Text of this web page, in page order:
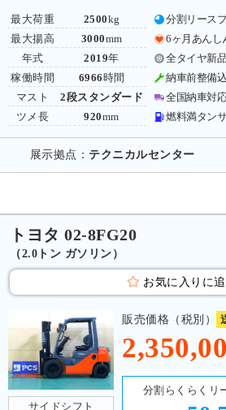
最大荷重
最大揚高
年式
稼働時間
マスト
ツメ長
2500kg
3000mm
2019年
6966 時間
2段スタンダード
920mm
分割リース
6ヶ月あんし
全タイヤ新
納車前整備
全国納車対応
燃料満タン
展示拠点： テクニカルセンター
トヨタ 02-8FG20
（2.0トン ガソリン）
お気に入りに
サイドシフト
販売価格（税別）
分割らくらくリ